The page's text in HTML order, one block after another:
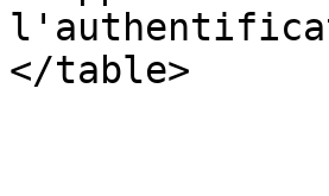
</table>